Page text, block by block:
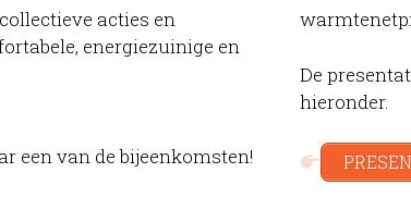
acties en
energiezuinige en
een van de bijeenkomsten!
De
hieronder.